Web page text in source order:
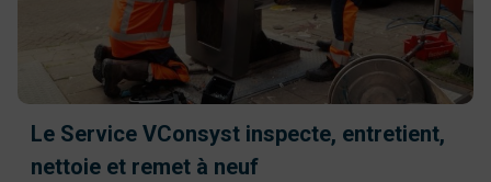
Le Service VConsyst inspecte, entretient,
nettoie et remet à neuf